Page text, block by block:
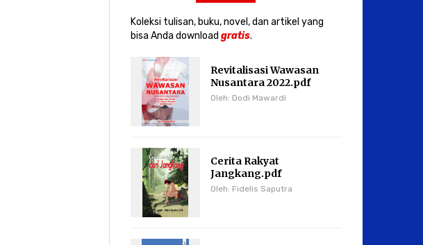
Koleksi tulisan, buku, novel, dan artikel yang
bisa Anda download gratis.
Revitalisasi Wawasan
Nusantara 2022.pdf
Oleh: Dodi Mawardi
Cerita Rakyat
Jangkang.pdf
Oleh: Fidelis Saputra